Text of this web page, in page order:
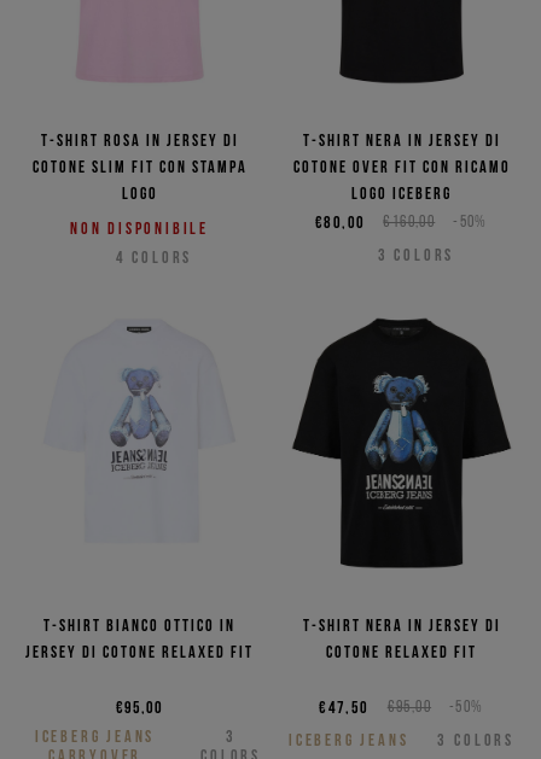
T-shirt rosa in jersey di
cotone slim fit con stampa
logo
Non disponibile
4 COLORS
T-shirt nera in jersey di
cotone over fit con ricamo
logo Iceberg
€160,00 -50%
€80,00
3 COLORS
T-shirt bianco ottico in
jersey di cotone relaxed fit
€95,00
ICEBERG JEANS
CARRYOVER
3
COLORS
T-shirt nera in jersey di
cotone relaxed fit
€95,00 -50%
€47,50
ICEBERG JEANS
3 COLORS